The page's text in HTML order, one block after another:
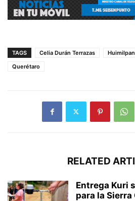
TAGS Celia Durán Terrazas Huimilpan
Querétaro
RELATED
Entrega Kuri
para la Sierra